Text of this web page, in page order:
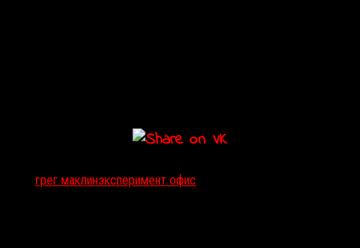
грег маклинэксперимент офис